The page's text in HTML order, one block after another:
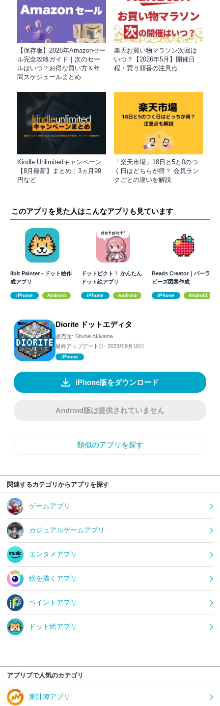
【保存版】2026年Amazonセー
ル完全攻略ガイド｜次のセー
ルはいつ？お得な買い方＆年
間スケジュールまとめ
楽天お買い物マラソン次回は
いつ？【2026年5月】開催日
程・買う順番の注意点
Kindle Unlimitedキャンペーン
【8月最新】まとめ｜3ヵ月99
円など
「楽天市場」18日と5と0のつ
く日はどちらが得？ 会員ラン
クごとの違いを解説
このアプリを見た人はこんなアプリも見ています
8bit Painter - ドット絵作
成アプリ
iPhone Android
ドットピクト！ かんたん
ドット絵アプリ
iPhone Android
Beads Creator｜パーラー
ビーズ図案作成
iPhone Android
Diorite ドットエディタ
販売元: Shuhei Akiyama
最終アップデート日: 2023年9月16日
iPhone
iPhone版をダウンロード
Android版は提供されていません
類似のアプリを探す
関連するカテゴリからアプリを探す
ゲームアプリ
カジュアルゲームアプリ
エンタメアプリ
絵を描くアプリ
ペイントアプリ
ドット絵アプリ
アプリブで人気のカテゴリ
家計簿アプリ